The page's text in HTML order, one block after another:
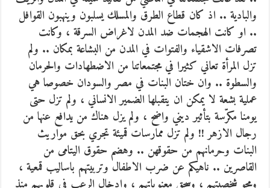
والبادية .. اذ كان قطاع الطرق والمسلك يسلبون وينهبون القوافل
.. او كانت الهجمات ضد المدن لاغراض السرقة ، وكانت
تصرفات الاشقياء والفتوات في المدن من البشاعة بمكان .. ولم
تزل المرأة تعاني كثيرا في مجتمعاتنا من الاضطهادات والحرمان
والسطوة .. وان ختان البنات في مصر والسودان خصوصا هي
عملية بشعة لا يمكن ان يتقبلها الضمير الانساني ، ولم تزل حتى
يومنا مكرّسة بتأثير ديني واضح ، ولم يزل هناك من يدافع عنها من
رجال الازهر !! ولم تزل ممارسات قميئة تجري بحق مواريث
البنات وحرمانهم من حقوقهن .. وهضم حقوق اليتامى من
القاصرين .. ناهيكم عن ضرب الاطفال وتربيتهم باساليب قمعية ،